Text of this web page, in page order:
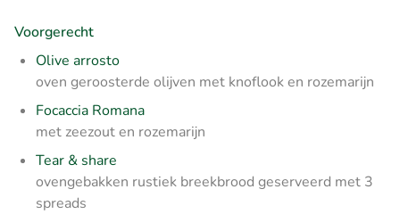
Voorgerecht
Olive arrosto
oven geroosterde olijven met knoflook en rozemarijn
Focaccia Romana
met zeezout en rozemarijn
Tear & share
ovengebakken rustiek breekbrood geserveerd met 3
spreads